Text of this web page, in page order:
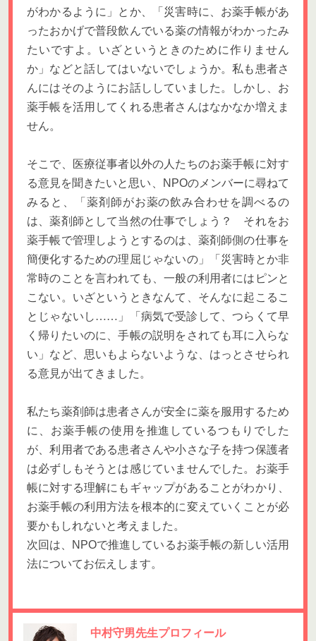
がわかるように」とか、「災害時に、お薬手帳があ
ったおかげで普段飲んでいる薬の情報がわかったみ
たいですよ。いざというときのために作りません
か」などと話してはいないでしょうか。私も患者さ
んにはそのようにお話ししていました。しかし、お
薬手帳を活用してくれる患者さんはなかなか増えま
せん。
そこで、医療従事者以外の人たちのお薬手帳に対す
る意見を聞きたいと思い、NPOのメンバーに尋ねて
みると、「薬剤師がお薬の飲み合わせを調べるの
は、薬剤師として当然の仕事でしょう？ それをお
薬手帳で管理しようとするのは、薬剤師側の仕事を
簡便化するための理屈じゃないの」「災害時とか非
常時のことを言われても、一般の利用者にはピンと
こない。いざというときなんて、そんなに起こるこ
とじゃないし…… 」「病気で受診して、つらくて早
く帰りたいのに、手帳の説明をされても耳に入らな
い」など、思いもよらないような、はっとさせられ
る意見が出てきました。
私たち薬剤師は患者さんが安全に薬を服用するため
に、お薬手帳の使用を推進しているつもりでした
が、利用者である患者さんや小さな子を持つ保護者
は必ずしもそうとは感じていませんでした。お薬手
帳に対する理解にもギャップがあることがわかり、
お薬手帳の利用方法を根本的に変えていくことが必
要かもしれないと考えました。
次回は、NPOで推進しているお薬手帳の新しい活用
法についてお伝えします。
中村守男先生プロフィール